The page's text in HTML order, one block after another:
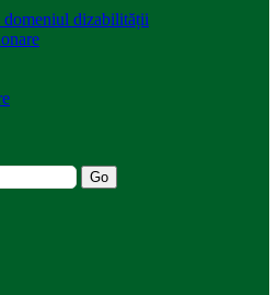
dizabilității